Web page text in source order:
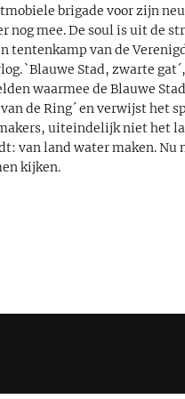
brigade voor zijn
mee. De soul is uit de
tentenkamp van de
`Blauwe Stad, zwarte
waarmee de Blauwe
de Ring´ en verwijst het
uiteindelijk niet het
van land water maken. Nu
kijken.